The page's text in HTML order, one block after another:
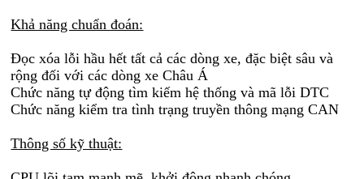
Khả năng chuẩn đoán:
Đọc xóa lỗi hầu hết tất cả các dòng xe, đặc biệt sâu và
rộng đối với các dòng xe Châu Á
Chức năng tự động tìm kiếm hệ thống và mã lỗi DTC
Chức năng kiểm tra tình trạng truyền thông mạng CAN
Thông số kỹ thuật: